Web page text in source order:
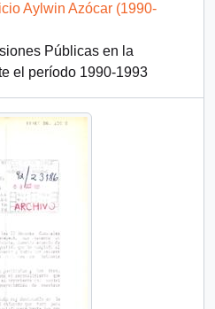
Aylwin Azócar (1990-
Públicas en la
el período 1990-1993